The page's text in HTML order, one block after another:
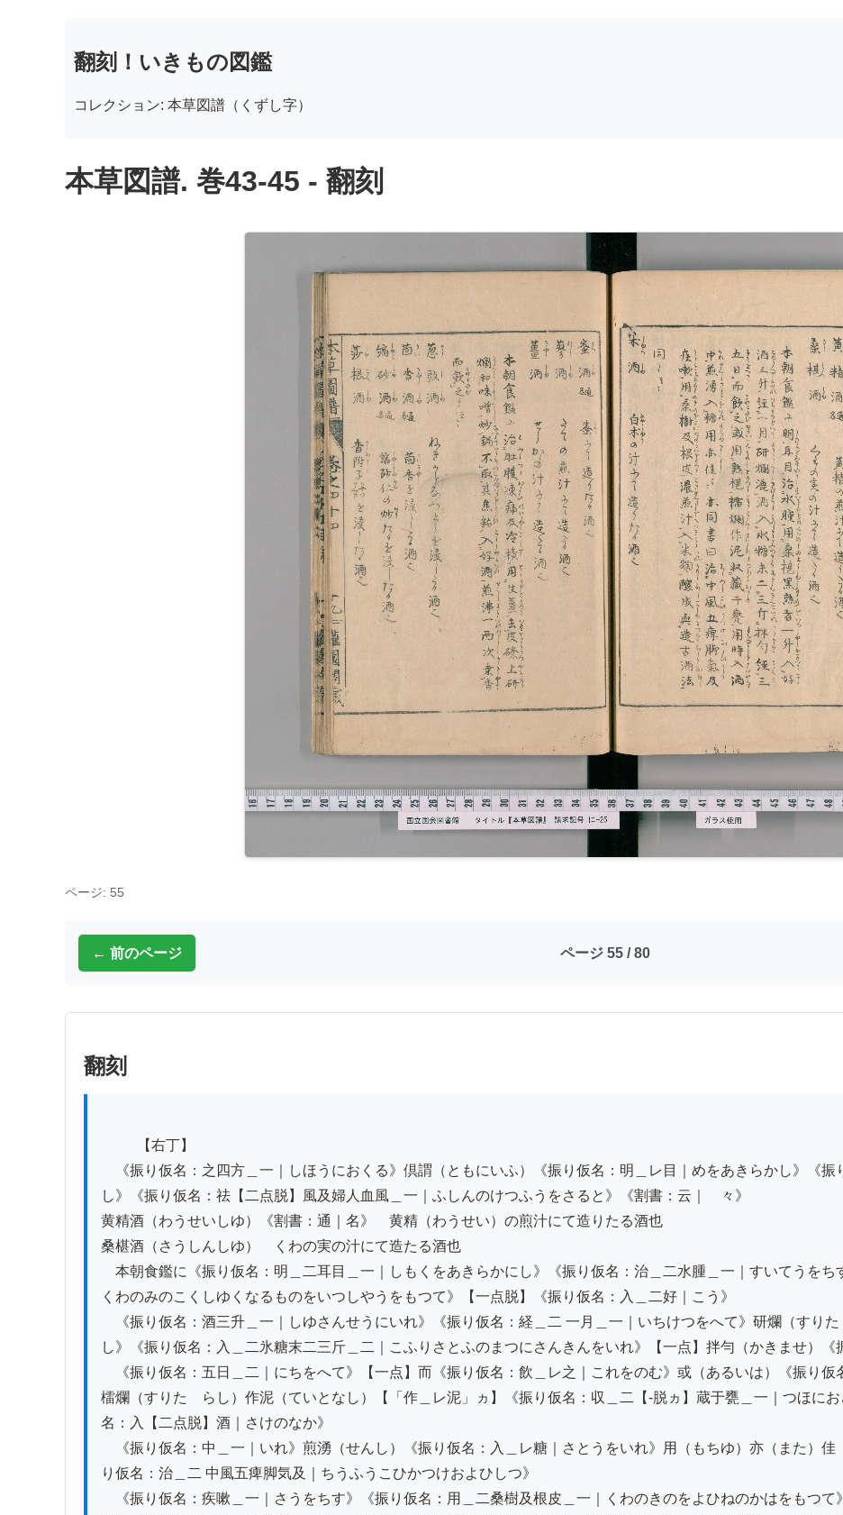
翻刻！いきもの図鑑
コレクション: 本草図譜（くずし字）
本草図譜. 巻43-45 - 翻刻
ページ: 55
← 前のページ ページ 55 / 80
翻刻
《振り仮名：之四方＿一｜しほうにおくる》倶謂（ともにいふ）《振り仮名：明＿レ目｜めをあきらかし》《振
し》《振り仮名：祛【二点脱】風及婦人血風＿一｜ふしんのけつふうをさると》《割書：云｜　々》
黄精酒（わうせいしゆ）《割書：通｜名》　黄精（わうせい）の煎汁にて造りたる酒也
桑椹酒（さうしんしゆ）　くわの実の汁にて造たる酒也
本朝食鑑に《振り仮名：明＿二耳目＿一｜しもくをあきらかにし》《振り仮名：治＿二水腫＿一｜すいてうをち
くわのみのこくしゆくなるものをいつしやうをもつて》【一点脱】《振り仮名：入＿二好｜こう》
《振り仮名：酒三升＿一｜しゆさんせうにいれ》《振り仮名：経＿二 一月＿一｜いちけつをへて》研爛（すり
し》《振り仮名：入＿二氷糖末二三斤＿二｜こふりさとふのまつにさんきんをいれ》【一点】拌勻（かきませ）《
《振り仮名：五日＿二｜にちをへて》【一点】而《振り仮名：飲＿レ之｜これをのむ》或（あるいは）《振り仮
檑爛（すりたゝらし）作泥（ていとなし）【「作＿レ泥」ヵ】《振り仮名：収＿二【-脱ヵ】蔵于甕＿一｜つほに
名：入【二点脱】酒｜さけのなか》
《振り仮名：中＿一｜いれ》煎湧（せんし）《振り仮名：入＿レ糖｜さとうをいれ》用（もちゆ）亦（また）佳
り仮名：治＿二 中風五痺脚気及｜ちうふうこひかつけおよひしつ》
《振り仮名：疾嗽＿一｜さうをちす》《振り仮名：用＿二桑樹及根皮＿一｜くわのきのをよひねのかはをもつて